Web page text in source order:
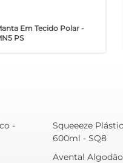
Em Tecido Polar -
PS
-
Squeeeze
600ml - SQ8
Avental